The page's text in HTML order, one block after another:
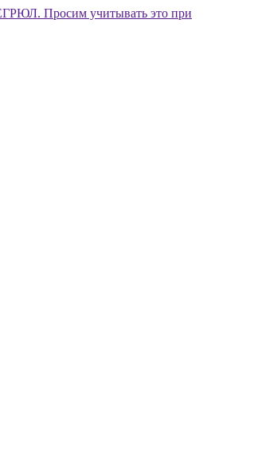
Просим учитывать это при